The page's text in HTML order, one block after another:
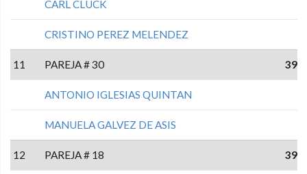
CARL CLUCK
CRISTINO PEREZ MELENDEZ
11 PAREJA # 30 39
ANTONIO IGLESIAS QUINTAN
MANUELA GALVEZ DE ASIS
12 PAREJA # 18 39